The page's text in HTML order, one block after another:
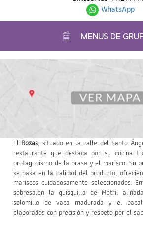
WhatsApp
MENUS DE
El Rozas, situado en la calle del Santo
restaurante que destaca por su cocina
protagonismo de la brasa y el marisco. Su
se basa en la calidad del producto,
mariscos cuidadosamente seleccionados.
sobresalen la quisquilla de Motril
solomillo de vaca madurada y el
elaborados con precisión y respeto por el